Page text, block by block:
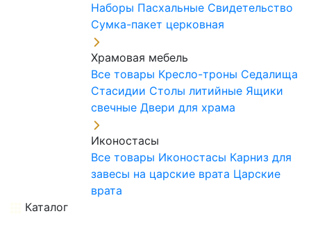
Наборы Пасхальные Свидетельство
Сумка-пакет церковная
Храмовая мебель
Все товары Кресло-троны Седалища
Стасидии Столы литийные Ящики
свечные Двери для храма
Иконостасы
Все товары Иконостасы Карниз для
завесы на царские врата Царские
врата
Каталог